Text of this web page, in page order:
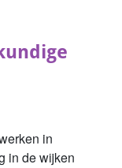
in
in de wijken